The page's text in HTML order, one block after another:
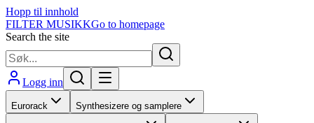
Hopp til innhold
FILTER MUSIKKGo to homepage
Search the site
Logg inn
Eurorack Synthesizere og samplere